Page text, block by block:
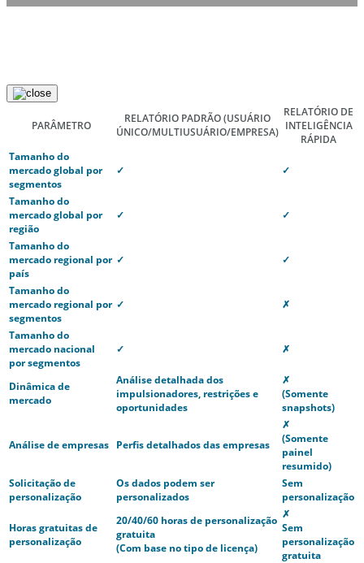
PARÂMETRO
RELATÓRIO PADRÃO(USUÁRIO
ÚNICO/MULTIUSUÁRIO/EMPRESA)
RELATÓRIO DE
INTELIGÊNCIA
RÁPIDA
Tamanho do
mercado global por
segmentos
✓ ✓
Tamanho do
mercado global por
região
✓ ✓
Tamanho do
mercado regional por
país
✓ ✓
Tamanho do
mercado regional por
segmentos
✓ ✗
Tamanho do
mercado nacional
por segmentos
✓ ✗
Dinâmica de
mercado
Análise detalhada dos
impulsionadores, restrições e
oportunidades
✗
(Somente
snapshots)
Análise de empresas Perfis detalhados das empresas
✗
(Somente
painel
resumido)
Solicitação de
personalização
Os dados podem ser
personalizados
Sem
personalização
Horas gratuitas de
personalização
20/40/60 horas de personalização
gratuita
(Com base no tipo de licença)
✗
Sem
personalização
gratuita